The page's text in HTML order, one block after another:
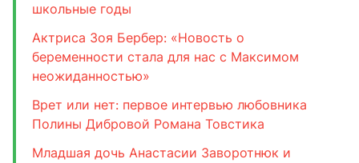
школьные годы
Актриса Зоя Бербер: «Новость о
беременности стала для нас с Максимом
неожиданностью»
Врет или нет: первое интервью любовника
Полины Дибровой Романа Товстика
Младшая дочь Анастасии Заворотнюк и